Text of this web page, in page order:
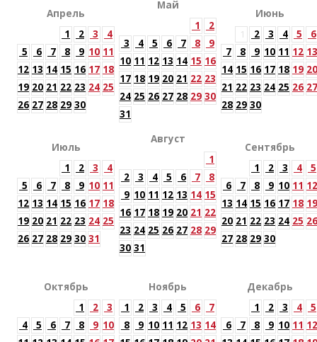
Апрель
1
2 3
4
5
6 7 8 9 10 11
12 13 14 15 16 17 18
19 20 21 22 23 24 25
26 27 28 29 30
Май
1
2
3
4 5 6 7 8
9
10 11 12 13 14 15 16
17 18 19 20 21 22 23
24 25 26 27 28 29 30
31
Июнь
1
2 3 4 5
6
7
8 9 10 11 12 13
14 15 16 17 18 19 20
21 22 23 24 25 26 27
28 29 30
Июль
1
2 3
4
5
6 7 8 9 10 11
12 13 14 15 16 17 18
19 20 21 22 23 24 25
26 27 28 29 30 31
Август
1
2
3 4 5 6 7
8
9 10 11 12 13 14 15
16 17 18 19 20 21 22
23 24 25 26 27 28 29
30 31
Сентябрь
1
2 3 4
5
6
7 8 9 10 11 12
13 14 15 16 17 18 19
20 21 22 23 24 25 26
27 28 29 30
Октябрь
1
2
3
4
5 6 7 8 9 10
Ноябрь
1
2 3 4 5 6
7
8
9 10 11 12 13 14
Декабрь
1
2 3 4
5
6
7 8 9 10 11 12